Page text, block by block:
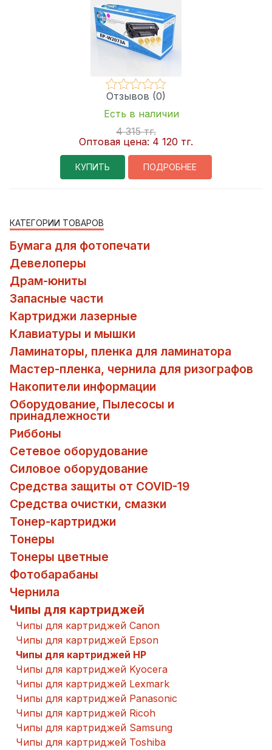
Отзывов (0)
Есть в наличии
4 315 тг.
Оптовая цена: 4 120 тг.
КУПИТЬ ПОДРОБНЕЕ
КАТЕГОРИИ ТОВАРОВ
Бумага для фотопечати
Девелоперы
Драм-юниты
Запасные части
Картриджи лазерные
Клавиатуры и мышки
Ламинаторы, пленка для ламинатора
Мастер-пленка, чернила для ризографов
Накопители информации
Оборудование, Пылесосы и
принадлежности
Риббоны
Сетевое оборудование
Силовое оборудование
Средства защиты от COVID-19
Средства очистки, смазки
Тонер-картриджи
Тонеры
Тонеры цветные
Фотобарабаны
Чернила
Чипы для картриджей
Чипы для картриджей Canon
Чипы для картриджей Epson
Чипы для картриджей HP
Чипы для картриджей Kyocera
Чипы для картриджей Lexmark
Чипы для картриджей Panasonic
Чипы для картриджей Ricoh
Чипы для картриджей Samsung
Чипы для картриджей Toshiba